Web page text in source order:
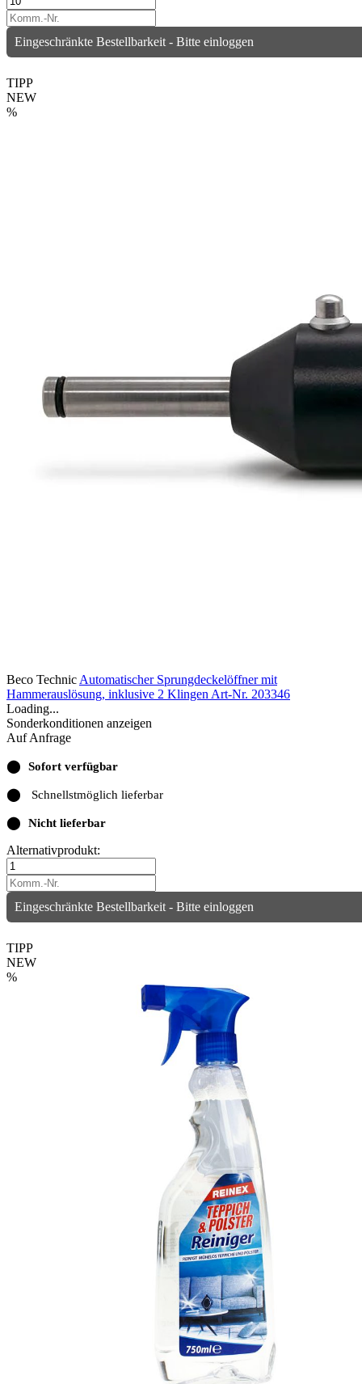
Eingeschränkte Bestellbarkeit - Bitte einloggen
TIPP
NEW
%
Beco Technic Automatischer Sprungdeckelöffner mit
Hammerauslösung, inklusive 2 Klingen Art-Nr. 203346
Loading...
Sonderkonditionen anzeigen
Auf Anfrage
⬤ Sofort verfügbar
⬤ Schnellstmöglich lieferbar
⬤ Nicht lieferbar
Alternativprodukt:
Eingeschränkte Bestellbarkeit - Bitte einloggen
TIPP
NEW
%